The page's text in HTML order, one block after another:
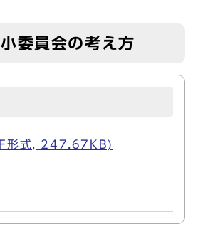
委員会の考え方
形式, 247.67KB)